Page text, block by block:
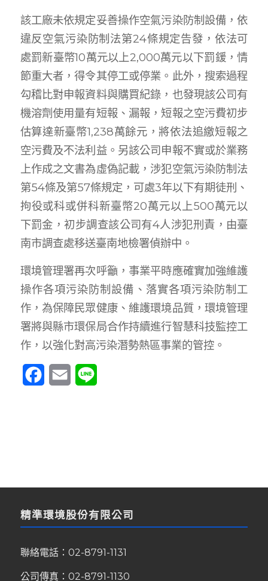
該工廠未依規定妥善操作空氣污染防制設備，依
違反空氣污染防制法第24條規定告發，依法可
處罰新臺幣10萬元以上2,000萬元以下罰鍰，情
節重大者，得令其停工或停業。此外，搜索過程
勾稽比對申報資料與購買紀錄，也發現該公司有
機溶劑使用量有短報、漏報，短報之空污費初步
估算達新臺幣1,238萬餘元，將依法追繳短報之
空污費及不法利益。另該公司申報不實或於業務
上作成之文書為虛偽記載，涉犯空氣污染防制法
第54條及第57條規定，可處3年以下有期徒刑、
拘役或科或併科新臺幣20萬元以上500萬元以
下罰金，初步調查該公司有4人涉犯刑責，由臺
南市調查處移送臺南地檢署偵辦中。
環境管理署再次呼籲，事業平時應確實加強維護
操作各項污染防制設備、落實各項污染防制工
作，為保障民眾健康、維護環境品質，環境管理
署將與縣市環保局合作持續進行智慧科技監控工
作，以強化對高污染潛勢熱區事業的管控。
Facebook
Email
精準環境股份有限公司
聯絡電話： 02-8791-1131
公司傳真：02-8791-1130